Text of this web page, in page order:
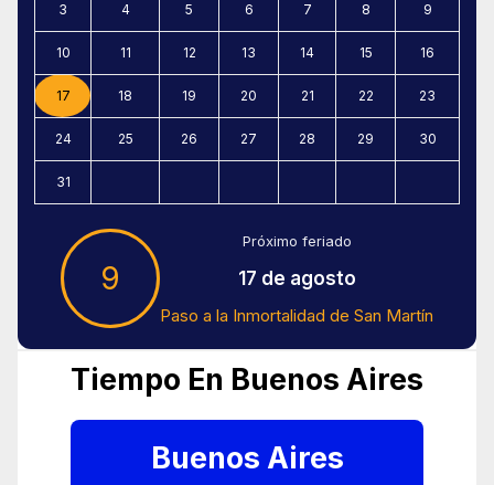
3 4 5 6 7 8 9
10 11 12 13 14 15 16
17 18 19 20 21 22 23
24 25 26 27 28 29 30
31
9
Próximo feriado
17 de agosto
Paso a la Inmortalidad de San Martín
Tiempo En Buenos Aires
Buenos Aires